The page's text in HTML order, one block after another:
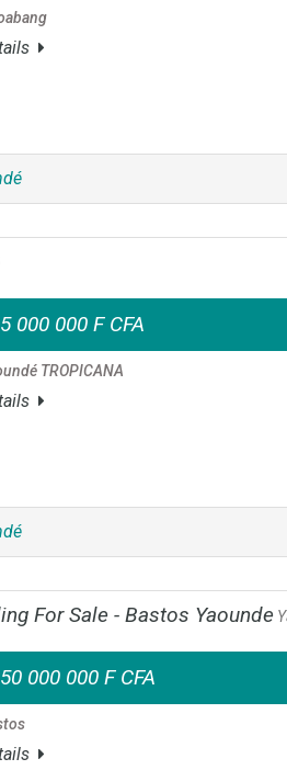
000 000 F CFA
TROPICANA
For Sale - Bastos Yaounde
000 000 F CFA